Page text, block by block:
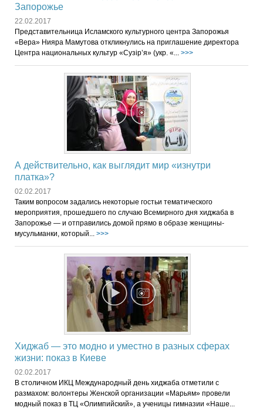
Запорожье
22.02.2017
Представительница Исламского культурного центра Запорожья
«Вера» Нияра Мамутова откликнулись на приглашение директора
Центра национальных культур «Сузір’я» (укр. «... >>>
А действительно, как выглядит мир «изнутри
платка»?
02.02.2017
Таким вопросом задались некоторые гостьи тематического
мероприятия, прошедшего по случаю Всемирного дня хиджаба в
Запорожье — и отправились домой прямо в образе женщины-
мусульманки, который... >>>
Хиджаб — это модно и уместно в разных сферах
жизни: показ в Киеве
02.02.2017
В столичном ИКЦ Международный день хиджаба отметили с
размахом: волонтеры Женской организации «Марьям» провели
модный показ в ТЦ «Олимпийский», а ученицы гимназии «Наше...